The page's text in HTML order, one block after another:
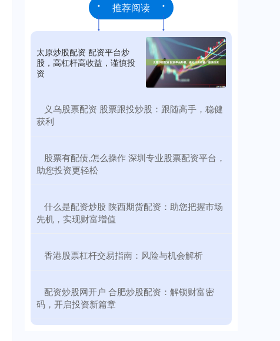
推荐阅读
太原炒股配资 配资平台炒
股，高杠杆高收益，谨慎投
资
​义乌股票配资 股票跟投炒股：跟随高手，稳健
获利
​股票有配债,怎么操作 深圳专业股票配资平台，
助您投资更轻松
​什么是配资炒股 陕西期货配资：助您把握市场
先机，实现财富增值
​香港股票杠杆交易指南：风险与机会解析
​配资炒股网开户 合肥炒股配资：解锁财富密
码，开启投资新篇章